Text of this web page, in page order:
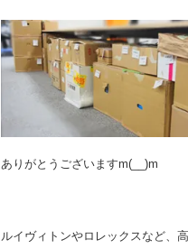
ありがとうございますm(__)m
ルイヴィトンやロレックスなど、